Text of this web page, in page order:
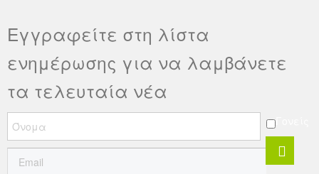
Εγγραφείτε στη λίστα
ενημέρωσης για να λαμβάνετε
τα τελευταία νέα
Γονείς